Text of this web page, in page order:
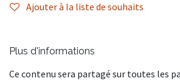
Ajouter à la liste de souhaits
Plus d'informations
Ce contenu sera partagé sur toutes les